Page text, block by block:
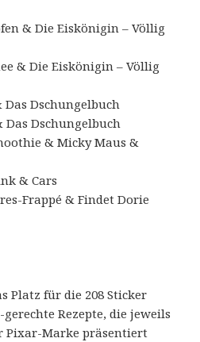
& Die Eiskönigin – Völlig
& Die Eiskönigin – Völlig
Das Dschungelbuch
Das Dschungelbuch
& Micky Maus &
& Cars
Frappé & Findet Dorie
Platz für die 208 Sticker
Rezepte, die jeweils
Pixar-Marke präsentiert